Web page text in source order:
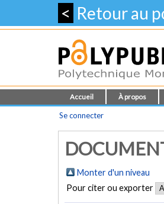
< Retour au
Accueil À propos
Se connecter
Monter d'un niveau
Pour citer ou exporter